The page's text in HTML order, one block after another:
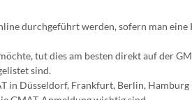
durchgeführt werden, sofern man
tut dies am besten direkt auf der
sind.
in Düsseldorf, Frankfurt, Berlin,